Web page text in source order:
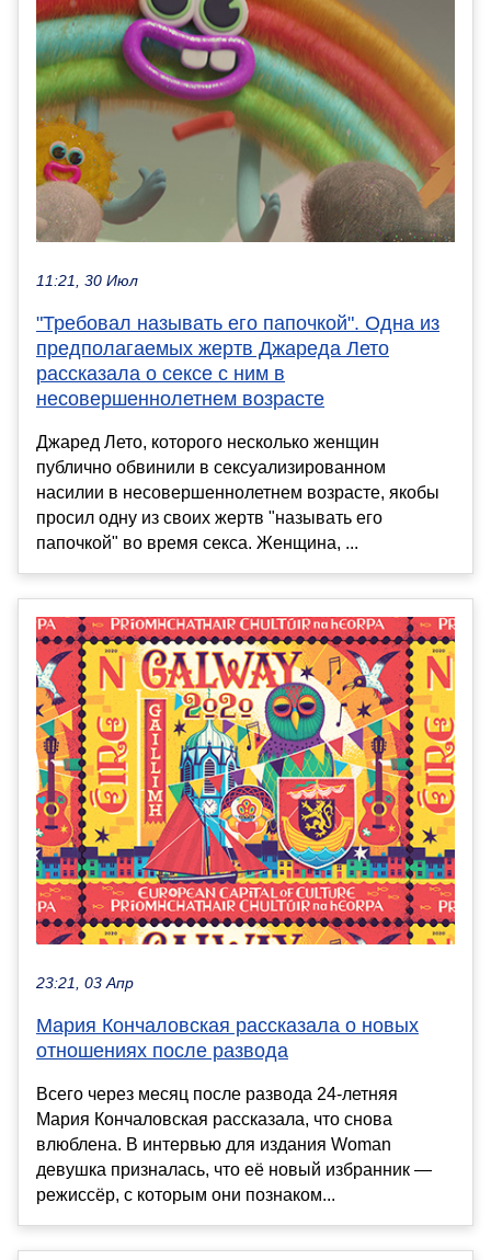
11:21, 30 Июл
"Требовал называть его папочкой". Одна из
предполагаемых жертв Джареда Лето
рассказала о сексе с ним в
несовершеннолетнем возрасте
Джаред Лето, которого несколько женщин
публично обвинили в сексуализированном
насилии в несовершеннолетнем возрасте, якобы
просил одну из своих жертв "называть его
папочкой" во время секса. Женщина, ...
23:21, 03 Апр
Мария Кончаловская рассказала о новых
отношениях после развода
Всего через месяц после развода 24-летняя
Мария Кончаловская рассказала, что снова
влюблена. В интервью для издания Woman
девушка призналась, что её новый избранник —
режиссёр, с которым они познаком...